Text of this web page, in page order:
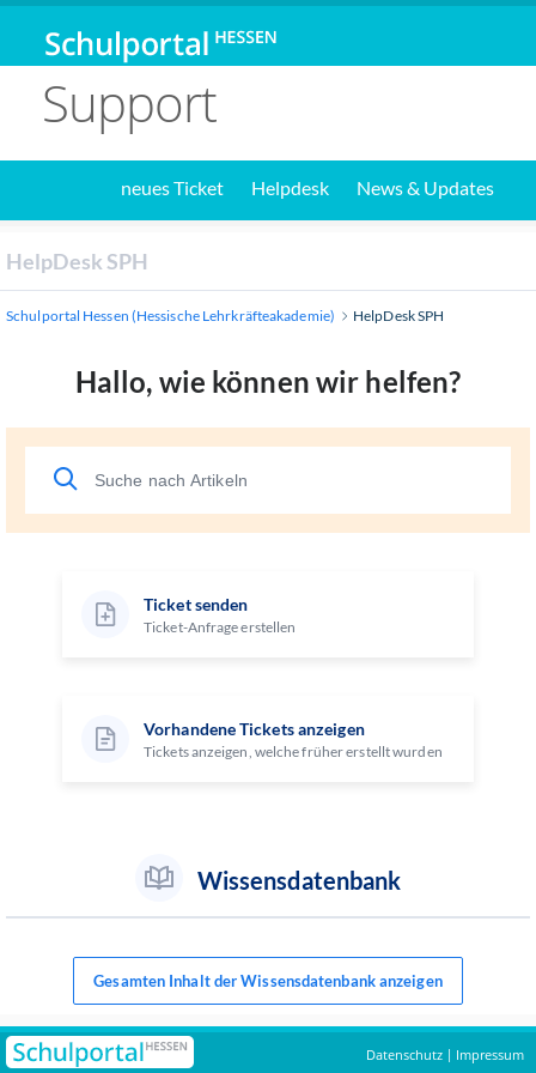
Support
neues Ticket Helpdesk News & Updates
HelpDesk SPH
Schulportal Hessen (Hessische Lehrkräfteakademie) HelpDesk SPH
Hallo, wie können wir helfen?
Ticket senden
Ticket-Anfrage erstellen
Vorhandene Tickets anzeigen
Tickets anzeigen, welche früher erstellt wurden
Wissensdatenbank
Gesamten Inhalt der Wissensdatenbank anzeigen
Datenschutz | Impressum